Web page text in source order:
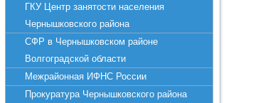
ГКУ Центр занятости населения
Чернышковского района
СФР в Чернышковском районе
Волгоградской области
Межрайонная ИФНС России
Прокуратура Чернышковского района